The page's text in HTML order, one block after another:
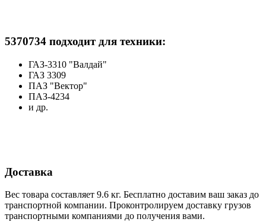
5370734 подходит для техники:
ГАЗ-3310 "Валдай"
ГАЗ 3309
ПАЗ "Вектор"
ПАЗ-4234
и др.
Доставка
Вес товара составляет 9.6 кг. Бесплатно доставим ваш заказ до
транспортной компании. Проконтролируем доставку грузов
транспортными компаниями до получения вами.